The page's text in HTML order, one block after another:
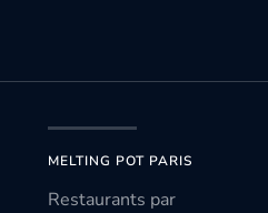
MELTING POT PARIS
Restaurants par